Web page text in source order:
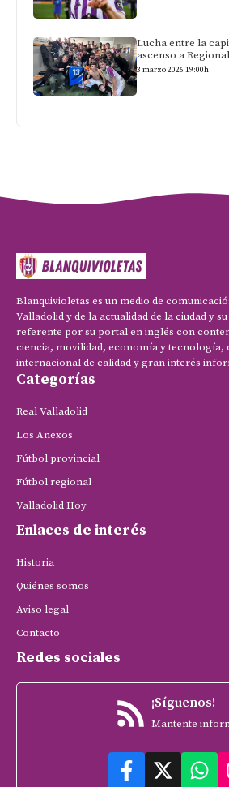
Lucha entre la
ascenso a Regional
3 marzo 2026 19:00h
Blanquivioletas es un medio de
Valladolid y de la actualidad de la ciudad y
referente por su portal en inglés con
ciencia, movilidad, economía y tecnología,
internacional de calidad y gran interés
Categorías
Real Valladolid
Los Anexos
Fútbol provincial
Fútbol regional
Valladolid Hoy
Enlaces de interés
Historia
Quiénes somos
Aviso legal
Contacto
Redes sociales
¡Síguenos!
Mantente